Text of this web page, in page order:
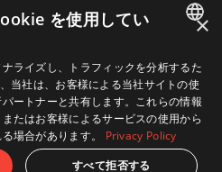
Switch logo are trademarks of
and the Steam logo are trademarks
Valve Corporation in the U.S. and/or
countries.
/ ARC SYSTEM WORKS
ENGLISH
×
を使用してい
ライズし、トラフィックを分析するた
当社は、お客様による当社サイトの使
ートナーと共有します。これらの情報
たはお客様によるサービスの使用から
場合があります。 Privacy Policy
すべて拒否する